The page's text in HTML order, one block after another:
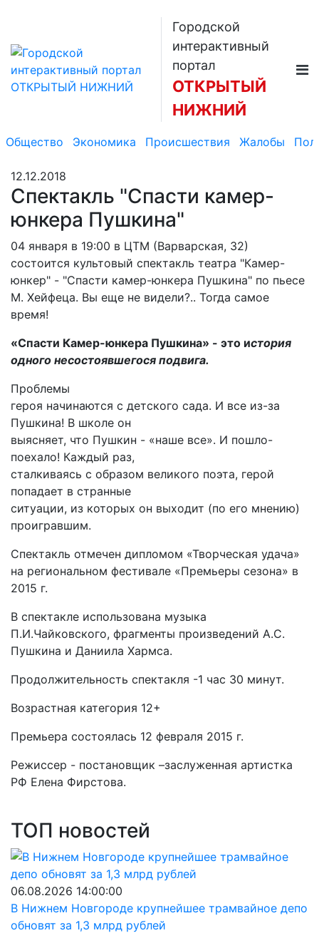
Городской
интерактивный
портал
ОТКРЫТЫЙ
НИЖНИЙ
Общество Экономика Происшествия Жалобы
12.12.2018
Спектакль "Спасти камер-
юнкера Пушкина"
04 января в 19:00 в ЦТМ (Варварская, 32)
состоится культовый спектакль театра "Камер-
юнкер" - "Спасти камер-юнкера Пушкина" по пьесе
М. Хейфеца. Вы еще не видели?.. Тогда самое
время!
«Спасти Камер-юнкера Пушкина» - это история
одного несостоявшегося подвига.
Проблемы
героя начинаются с детского сада. И все из-за
Пушкина! В школе он
выясняет, что Пушкин - «наше все». И пошло-
поехало! Каждый раз,
сталкиваясь с образом великого поэта, герой
попадает в странные
ситуации, из которых он выходит (по его мнению)
проигравшим.
Спектакль отмечен дипломом «Творческая удача»
на региональном фестивале «Премьеры сезона» в
2015 г.
В спектакле использована музыка
П.И.Чайковского, фрагменты произведений А.С.
Пушкина и Даниила Хармса.
Продолжительность спектакля -1 час 30 минут.
Возрастная категория 12+
Премьера состоялась 12 февраля 2015 г.
Режиссер - постановщик –заслуженная артистка
РФ Елена Фирстова.
ТОП новостей
06.08.2026 14:00:00
В Нижнем Новгороде крупнейшее трамвайное депо
обновят за 1,3 млрд рублей